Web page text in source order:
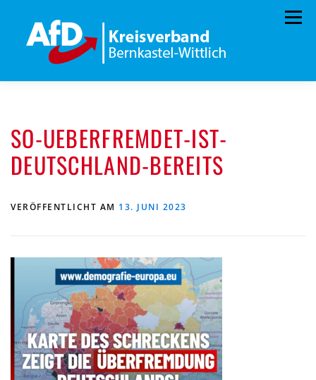
springen
Menü
KONTAKT MITGLIED WERDEN
IMPRESSUM
SO-UEBERFREMDET-IST-
DEUTSCHLAND-BEREITS
VERÖFFENTLICHT AM 13. JUNI 2023